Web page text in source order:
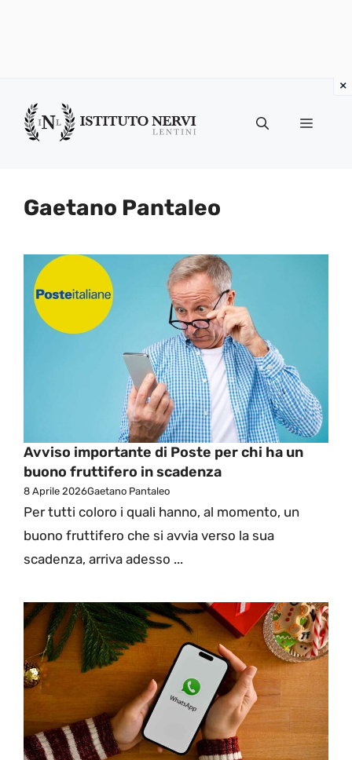
contenuto
Menu
Gaetano Pantaleo
Avviso importante di Poste per chi ha un
buono fruttifero in scadenza
8 Aprile 2026Gaetano Pantaleo
Per tutti coloro i quali hanno, al momento, un
buono fruttifero che si avvia verso la sua
scadenza, arriva adesso ...